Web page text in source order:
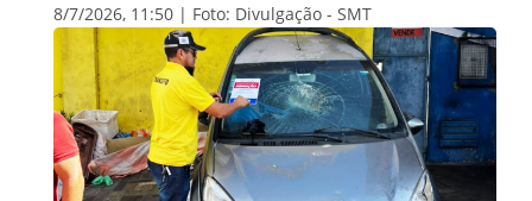
8/7/2026, 11:50 | Foto: Divulgação - SMT